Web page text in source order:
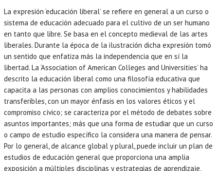
La expresión ‘educación liberal’ se refiere en general a un curso o
sistema de educación adecuado para el cultivo de un ser humano
en tanto que libre. Se basa en el concepto medieval de las artes
liberales. Durante la época de la ilustración dicha expresión tomó
un sentido que enfatiza más la independencia que en sí la
libertad. La ‘Association of American Colleges and Universities’ ha
descrito la educación liberal como una filosofía educativa que
capacita a las personas con amplios conocimientos y habilidades
transferibles, con un mayor énfasis en los valores éticos y el
compromiso cívico; se caracteriza por el método de debates sobre
asuntos importantes; más que una forma de estudiar que un curso
o campo de estudio específico la considera una manera de pensar.
Por lo general, de alcance global y plural, puede incluir un plan de
estudios de educación general que proporciona una amplia
exposición a múltiples disciplinas y estrategias de aprendizaje,